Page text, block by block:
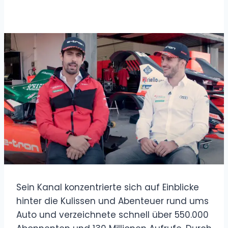
Sein Kanal konzentrierte sich auf Einblicke
hinter die Kulissen und Abenteuer rund ums
Auto und verzeichnete schnell über 550.000